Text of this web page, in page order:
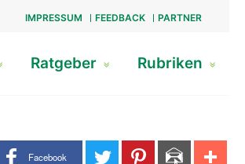
IMPRESSUM FEEDBACK PARTNER
Ratgeber Rubriken
Share buttons
Facebook